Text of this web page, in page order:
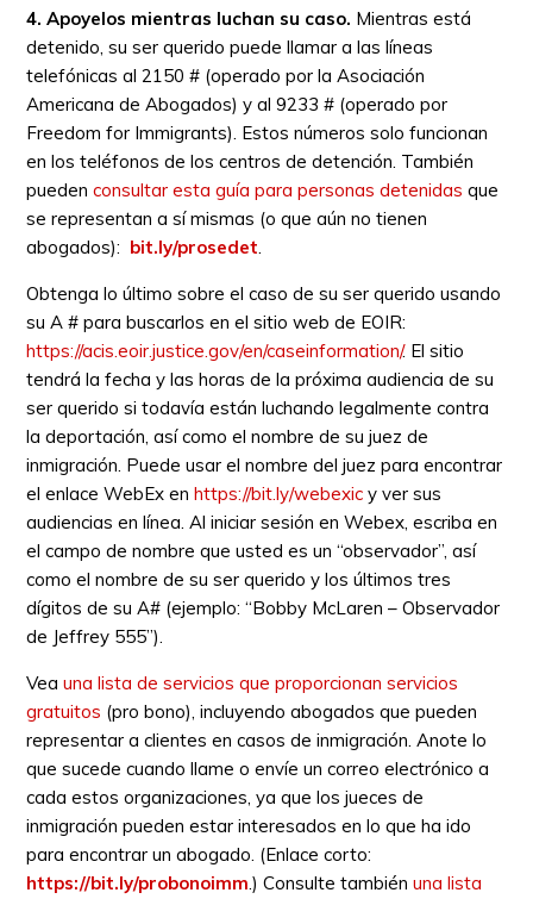
4. Apoyelos mientras luchan su caso. Mientras está
detenido, su ser querido puede llamar a las líneas
telefónicas al 2150 # (operado por la Asociación
Americana de Abogados) y al 9233 # (operado por
Freedom for Immigrants). Estos números solo funcionan
en los teléfonos de los centros de detención. También
puedenconsultar esta guía para personas detenidas que
se representan a sí mismas (o que aún no tienen
abogados): bit.ly/prosedet.
Obtenga lo último sobre el caso de su ser querido usando
su A # para buscarlos en el sitio web de EOIR:
https://acis.eoir.justice.gov/en/caseinformation/. El sitio
tendrá la fecha y las horas de la próxima audiencia de su
ser querido si todavía están luchando legalmente contra
la deportación, así como el nombre de su juez de
inmigración. Puede usar el nombre del juez para encontrar
el enlace WebEx enhttps://bit.ly/webexic y ver sus
audiencias en línea. Al iniciar sesión en Webex, escriba en
el campo de nombre que usted es un “observador”, así
como el nombre de su ser querido y los últimos tres
dígitos de su A# (ejemplo: “Bobby McLaren – Observador
de Jeffrey 555”).
Veauna lista de servicios que proporcionan servicios
gratuitos (pro bono), incluyendo abogados que pueden
representar a clientes en casos de inmigración. Anote lo
que sucede cuando llame o envíe un correo electrónico a
cada estos organizaciones, ya que los jueces de
inmigración pueden estar interesados en lo que ha ido
para encontrar un abogado. (Enlace corto:
https://bit.ly/probonoimm.) Consulte tambiénuna lista